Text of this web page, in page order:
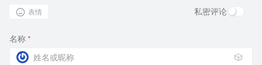
表情 私密评论
名称 *
🎲